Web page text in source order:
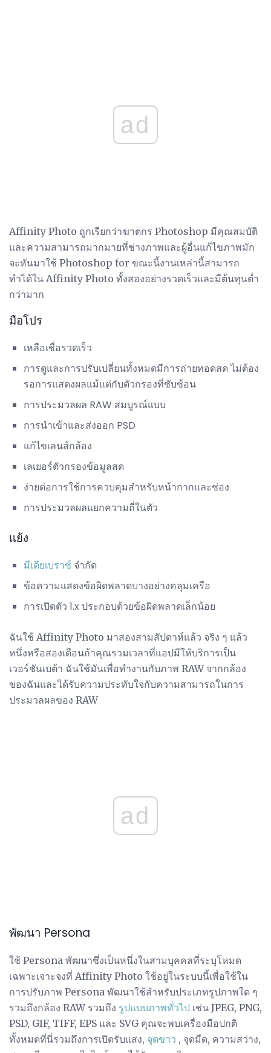
ad
Affinity Photo ถูกเรียกว่าฆาตกร Photoshop มีคุณสมบัติ
และความสามารถมากมายที่ช่างภาพและผู้อื่นแก้ไขภาพมัก
จะหันมาใช้ Photoshop for ขณะนี้งานเหล่านี้สามารถ
ทำได้ใน Affinity Photo ทั้งสองอย่างรวดเร็วและมีต้นทุนต่ำ
กว่ามาก
มือโปร
เหลือเชื่อรวดเร็ว
การดูและการปรับเปลี่ยนทั้งหมดมีการถ่ายทอดสด ไม่ต้อง
รอการแสดงผลแม้แต่กับตัวกรองที่ซับซ้อน
การประมวลผล RAW สมบูรณ์แบบ
การนำเข้าและส่งออก PSD
แก้ไขเลนส์กล้อง
เลเยอร์ตัวกรองข้อมูลสด
ง่ายต่อการใช้การควบคุมสำหรับหน้ากากและช่อง
การประมวลผลแยกความถี่ในตัว
แย้ง
มีเดียเบราซ์ จำกัด
ข้อความแสดงข้อผิดพลาดบางอย่างคลุมเครือ
การเปิดตัว 1.x ประกอบด้วยข้อผิดพลาดเล็กน้อย
ฉันใช้ Affinity Photo มาสองสามสัปดาห์แล้ว จริง ๆ แล้ว
หนึ่งหรือสองเดือนถ้าคุณรวมเวลาที่แอปมีให้บริการเป็น
เวอร์ชันเบต้า ฉันใช้มันเพื่อทำงานกับภาพ RAW จากกล้อง
ของฉันและได้รับความประทับใจกับความสามารถในการ
ประมวลผลของ RAW
ad
พัฒนา Persona
ใช้ Persona พัฒนาซึ่งเป็นหนึ่งในสามบุคคลที่ระบุโหมด
เฉพาะเจาะจงที่ Affinity Photo ใช้อยู่ในระบบนี้เพื่อใช้ใน
การปรับภาพ Persona พัฒนาใช้สำหรับประเภทรูปภาพใด ๆ
รวมถึงกล้อง RAW รวมถึง รูปแบบภาพทั่วไป เช่น JPEG, PNG,
PSD, GIF, TIFF, EPS และ SVG คุณจะพบเครื่องมือปกติ
ทั้งหมดที่นี่รวมถึงการเปิดรับแสง, จุดขาว , จุดมืด, ความสว่าง,